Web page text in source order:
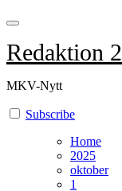
Redaktion 2
MKV-Nytt
Subscribe
Home
2025
oktober
1